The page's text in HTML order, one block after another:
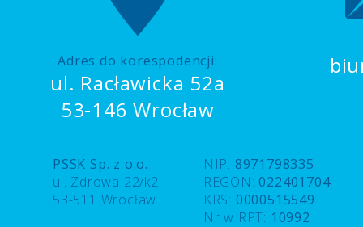
Adres do korespodencji:
ul. Racławicka 52a
53-146 Wrocław
PSSK Sp. z o.o.
ul. Zdrowa 22/k2
53-511 Wrocław
NIP: 8971798335
REGON: 022401704
KRS: 0000515549
Nr w RPT: 10992